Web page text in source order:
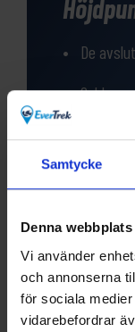
Samtycke
Denna
Vi använder
och annonserna
för sociala
vidarebefordrar
De
Cykla
Varierat
Frågor?